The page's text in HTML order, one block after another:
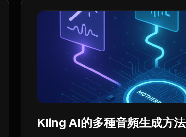
Kling AI的多種音頻生成方法